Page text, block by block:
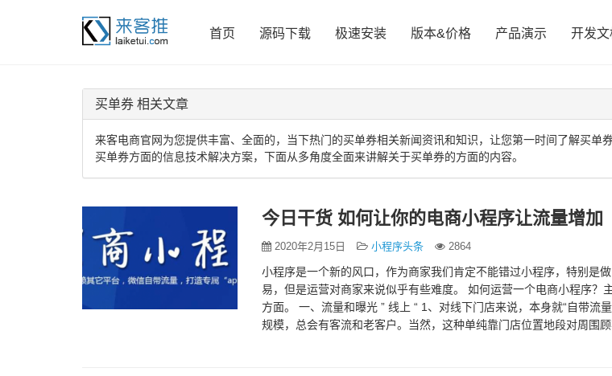
首页 源码下载 极速安装 版本&价格 产品演示 开发文
买单券 相关文章
来客电商官网为您提供丰富、全面的，当下热门的买单券相关新闻资讯和知识，让您第一时间了解买单
买单券方面的信息技术解决方案，下面从多角度全面来讲解关于买单券的方面的内容。
今日干货 如何让你的电商小程序让流量增加
2020年2月15日 小程序头条 2864
小程序是一个新的风口，作为商家我们肯定不能错过小程序，特别是
易，但是运营对商家来说似乎有些难度。 如何运营一个电商小程序？
方面。 一、流量和曝光 ” 线上 “ 1、对线下门店来说，本身就“自带流
规模，总会有客流和老客户。当然，这种单纯靠门店位置地段对周围